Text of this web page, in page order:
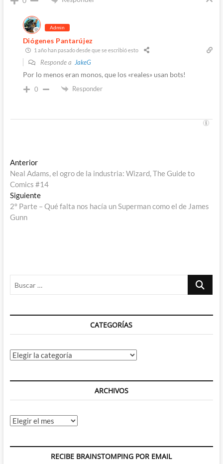
Admin
Diógenes Pantarújez
1 año han pasado desde que se escribió esto
Responde a JakeG
Por lo menos eran monos, que los «reales» usan bots!
0 Responder
Navegación
de
entradas
AnteriorEntrada
anterior:
Neal Adams, el ogro de la industria: Wizard, The Guide to
Comics #14
SiguienteEntrada
siguiente:
2º Parte – Qué falta nos hacía un Superman como el de James
Gunn
Buscar
CATEGORÍAS
Categorías
ARCHIVOS
Archivos
RECIBE BRAINSTOMPING POR EMAIL